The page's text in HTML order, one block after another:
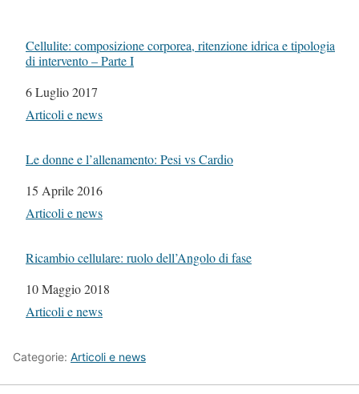
Cellulite: composizione corporea, ritenzione idrica e tipologia
di intervento – Parte I
Data
6 Luglio 2017
In relazione a
Articoli e news
Le donne e l’allenamento: Pesi vs Cardio
Data
15 Aprile 2016
In relazione a
Articoli e news
Ricambio cellulare: ruolo dell’Angolo di fase
Data
10 Maggio 2018
In relazione a
Articoli e news
Categorie: Articoli e news